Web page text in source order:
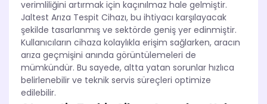
verimliliğini artırmak için kaçınılmaz hale gelmiştir.
Jaltest Arıza Tespit Cihazı, bu ihtiyacı karşılayacak
şekilde tasarlanmış ve sektörde geniş yer edinmiştir.
Kullanıcıların cihaza kolaylıkla erişim sağlarken, aracın
arıza geçmişini anında görüntülemeleri de
mümkündür. Bu sayede, altta yatan sorunlar hızlıca
belirlenebilir ve teknik servis süreçleri optimize
edilebilir.